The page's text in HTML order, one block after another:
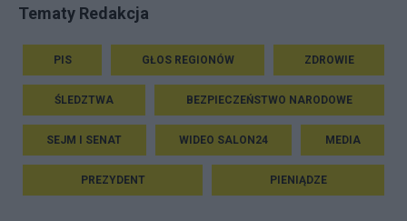
Tematy Redakcja
PIS GŁOS REGIONÓW ZDROWIE
ŚLEDZTWA BEZPIECZEŃSTWO NARODOWE
SEJM I SENAT WIDEO SALON24 MEDIA
PREZYDENT PIENIĄDZE